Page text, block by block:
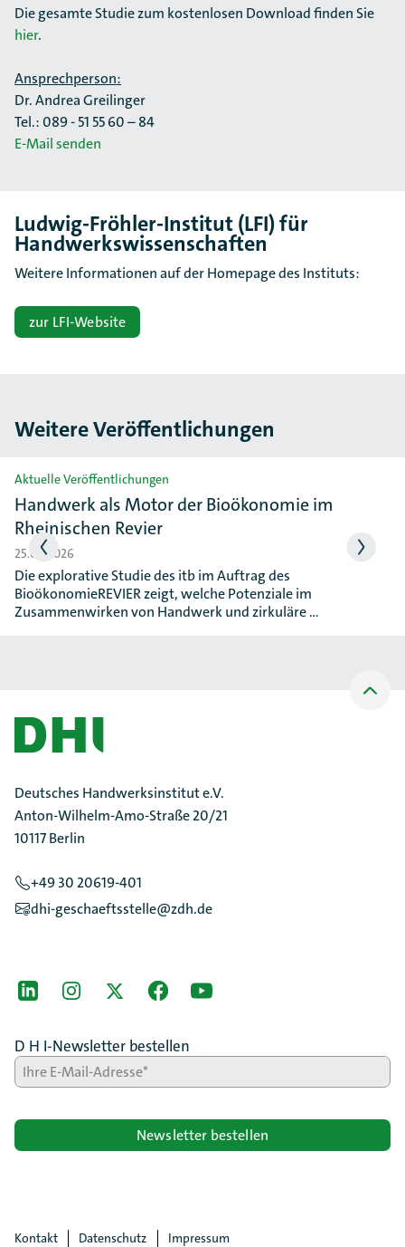
Die gesamte Studie zum kostenlosen Download finden Sie
hier.
Ansprechperson:
Dr. Andrea Greilinger
Tel.: 089 - 51 55 60 – 84
E-Mail senden
Ludwig-Fröhler-Institut (LFI) für
Handwerkswissenschaften
Weitere Informationen auf der Homepage des Instituts:
zur LFI-Website
Weitere Veröffentlichungen
Slider überspringen
Aktuelle Veröffentlichungen
Handwerk als Motor der Bioökonomie im
Rheinischen Revier
25.06.2026
Die explorative Studie des itb im Auftrag des
BioökonomieREVIER zeigt, welche Potenziale im
Zusammenwirken von Handwerk und zirkuläre …
oben
Deutsches Handwerksinstitut e.V.
Anton-Wilhelm-Amo-Straße 20/21
10117 Berlin
+49 30 20619-401
dhi-geschaeftsstelle@zdh.de
[Der ZDH in den Sozialen Netzwerken]
LinkedIninstagramTwitterFacebookYoutube
D H I-Newsletter bestellen
Newsletter bestellen
Kontakt Datenschutz Impressum